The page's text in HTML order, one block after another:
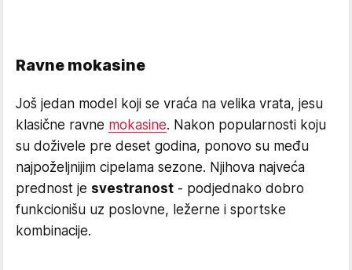
Ravne mokasine
Još jedan model koji se vraća na velika vrata, jesu
klasične ravne mokasine. Nakon popularnosti koju
su doživele pre deset godina, ponovo su među
najpoželjnijim cipelama sezone. Njihova najveća
prednost je svestranost - podjednako dobro
funkcionišu uz poslovne, ležerne i sportske
kombinacije.